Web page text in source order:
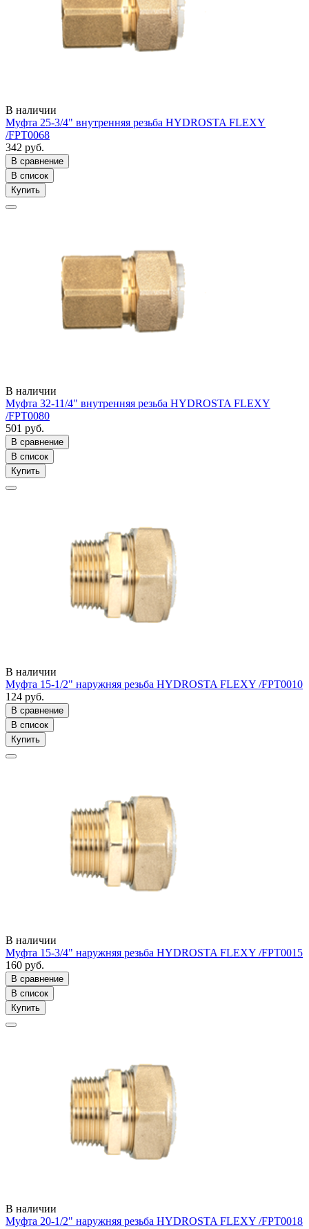
В наличии
Муфта 25-3/4" внутренняя резьба HYDROSTA FLEXY
/FPT0068
342 руб.
В сравнение
В список
Купить
В наличии
Муфта 32-11/4" внутренняя резьба HYDROSTA FLEXY
/FPT0080
501 руб.
В сравнение
В список
Купить
В наличии
Муфта 15-1/2" наружняя резьба HYDROSTA FLEXY /FPT0010
124 руб.
В сравнение
В список
Купить
В наличии
Муфта 15-3/4" наружняя резьба HYDROSTA FLEXY /FPT0015
160 руб.
В сравнение
В список
Купить
В наличии
Муфта 20-1/2" наружняя резьба HYDROSTA FLEXY /FPT0018